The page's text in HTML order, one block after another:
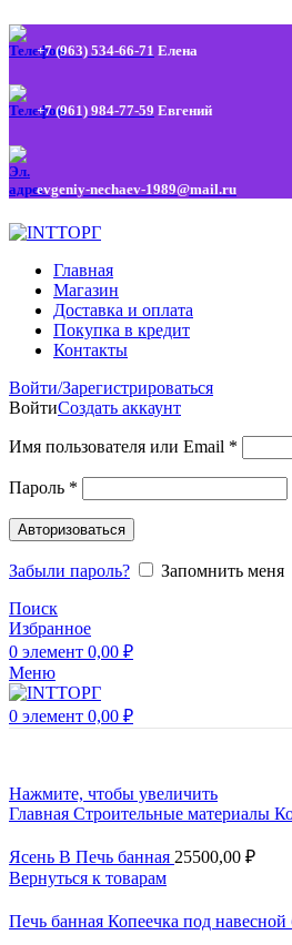
+7 (963) 534-66-71 Елена
+7 (961) 984-77-59 Евгений
evgeniy-nechaev-1989@mail.ru
Главная
Магазин
Доставка и оплата
Покупка в кредит
Контакты
Войти/Зарегистрироваться
ВойтиСоздать аккаунт
Имя пользователя или Email *
Пароль *
Авторизоваться
Забыли пароль?
Запомнить меня
Поиск
Избранное
0 элемент 0,00 ₽
Меню
0 элемент 0,00 ₽
Нажмите, чтобы увеличить
Главная Строительные материалы
Ясень В Печь банная 25500,00 ₽
Вернуться к товарам
Печь банная Копеечка под навесной